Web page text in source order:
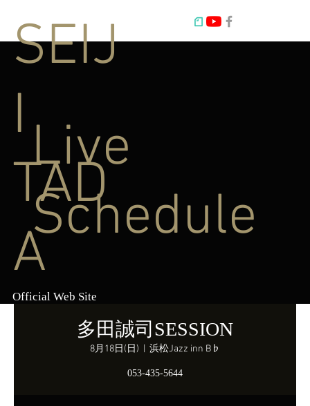
多田誠司SESSION
8月18日(日) 浜松Jazz inn B♭
053-435-5644
Live
Schedule
SEIJ
I
TAD
A
Official Web Site